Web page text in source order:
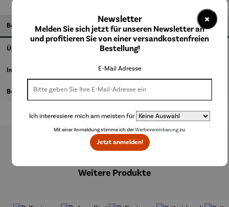
Beschreibung
Über den Künstler
Informationen zum Hersteller
Bewertungen
Produktgalerie überspringen
Weitere Produkte
×
Newsletter
Melden Sie sich jetzt für unseren Newsletter an
und profitieren Sie von einer versandkostenfreien
Bestellung!
E-Mail Adresse
Ich interessiere mich am meisten für
Mit einer Anmeldung stimme ich derWerbevereinbarungzu.
Jetzt anmelden!